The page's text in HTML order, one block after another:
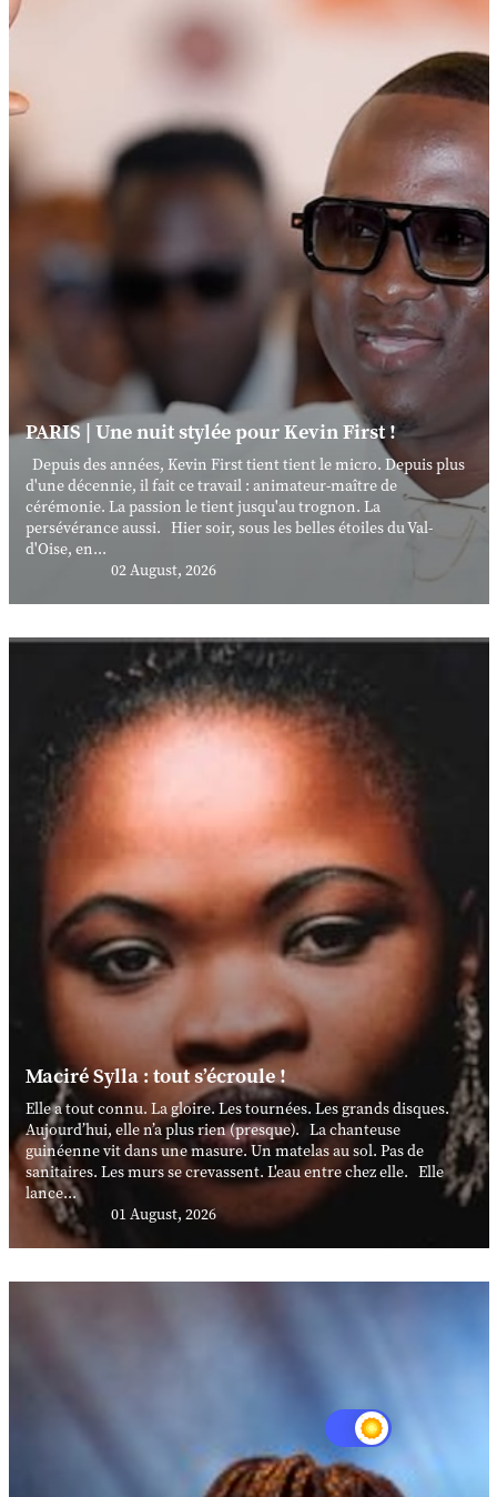
PARIS | Une nuit stylée pour Kevin First !
Depuis des années, Kevin First tient tient le micro. Depuis plus
d'une décennie, il fait ce travail : animateur-maître de
cérémonie. La passion le tient jusqu'au trognon. La
persévérance aussi. Hier soir, sous les belles étoiles du Val-
d'Oise, en...
02 August, 2026
Maciré Sylla : tout s’écroule !
Elle a tout connu. La gloire. Les tournées. Les grands disques.
Aujourd’hui, elle n’a plus rien (presque). La chanteuse
guinéenne vit dans une masure. Un matelas au sol. Pas de
sanitaires. Les murs se crevassent. L'eau entre chez elle. Elle
lance...
01 August, 2026